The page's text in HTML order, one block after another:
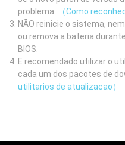
problema.
（Como
NÃO reinicie o sistema,
ou remova a bateria
BIOS.
E recomendado utilizar o
cada um dos pacotes de
utilitarios de atualizacao）